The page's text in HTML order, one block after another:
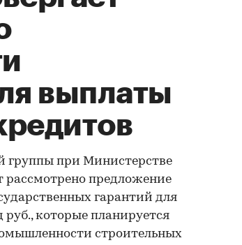
выплаты
группы при Министерстве
рассмотрено предложение
гарантий для
которые планируется
строительных